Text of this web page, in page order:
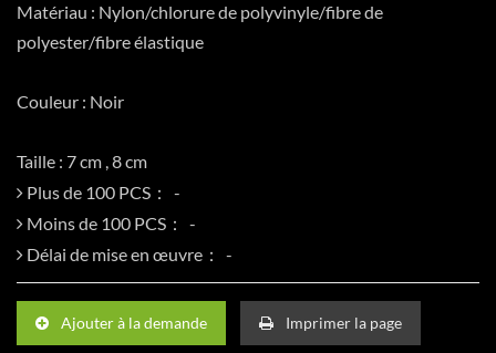
Matériau : Nylon/chlorure de polyvinyle/fibre de
polyester/fibre élastique
Couleur : Noir
Taille : 7 cm , 8 cm
Plus de 100 PCS：
Moins de 100 PCS：
Délai de mise en œuvre：
Ajouter à la demande Imprimer la page